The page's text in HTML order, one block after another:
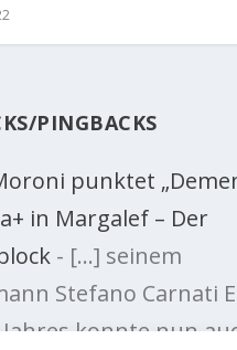
PINGBACKS
punktet
in Margalef – Der
- […] seinem
Stefano Carnati
konnte nun